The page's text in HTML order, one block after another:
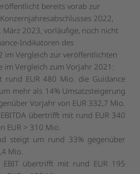
bereits vorab zur
2022,
März 2023, vorläufige, noch nicht
Indikatoren des
im Vergleich zur veröffentlichten
im Vergleich zum Vorjahr 2021:
rund EUR 480 Mio. die Guidance
mehr als 14% Umsatzsteigerung
Vorjahr von EUR 332,7 Mio.
übertrifft mit rund EUR 340
EUR > 310 Mio.
steigt um rund 33% gegenüber
Mio.
EBIT übertrifft mit rund EUR 195